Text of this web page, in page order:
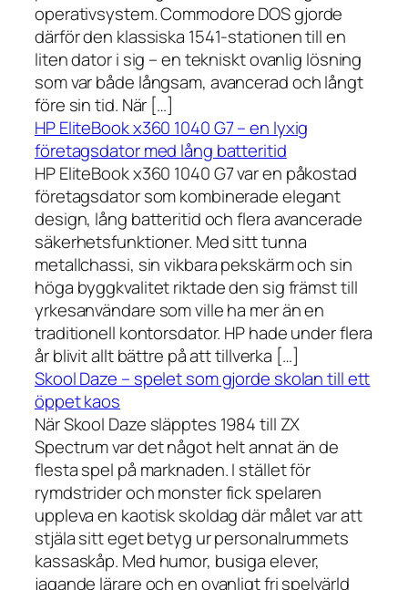
operativsystem. Commodore DOS gjorde
därför den klassiska 1541-stationen till en
liten dator i sig – en tekniskt ovanlig lösning
som var både långsam, avancerad och långt
före sin tid. När […]
HP EliteBook x360 1040 G7 – en lyxig
företagsdator med lång batteritid
HP EliteBook x360 1040 G7 var en påkostad
företagsdator som kombinerade elegant
design, lång batteritid och flera avancerade
säkerhetsfunktioner. Med sitt tunna
metallchassi, sin vikbara pekskärm och sin
höga byggkvalitet riktade den sig främst till
yrkesanvändare som ville ha mer än en
traditionell kontorsdator. HP hade under flera
år blivit allt bättre på att tillverka […]
Skool Daze – spelet som gjorde skolan till ett
öppet kaos
När Skool Daze släpptes 1984 till ZX
Spectrum var det något helt annat än de
flesta spel på marknaden. I stället för
rymdstrider och monster fick spelaren
uppleva en kaotisk skoldag där målet var att
stjäla sitt eget betyg ur personalrummets
kassaskåp. Med humor, busiga elever,
jagande lärare och en ovanligt fri spelvärld